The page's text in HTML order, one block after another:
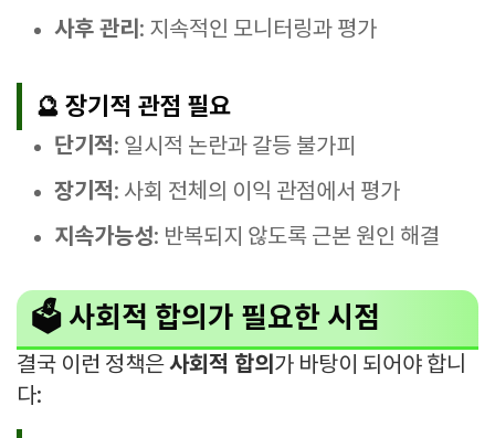
사후 관리 : 지속적인 모니터링과 평가
🔮 장기적 관점 필요
단기적: 일시적 논란과 갈등 불가피
장기적: 사회 전체의 이익 관점에서 평가
지속가능성: 반복되지 않도록 근본 원인 해결
🗳️ 사회적 합의가 필요한 시점
결국 이런 정책은사회적 합의 가 바탕이 되어야 합니
다: